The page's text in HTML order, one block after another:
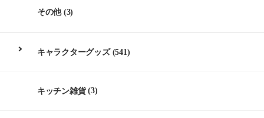
その他(3)
キャラクターグッズ(541)
キッチン雑貨(3)